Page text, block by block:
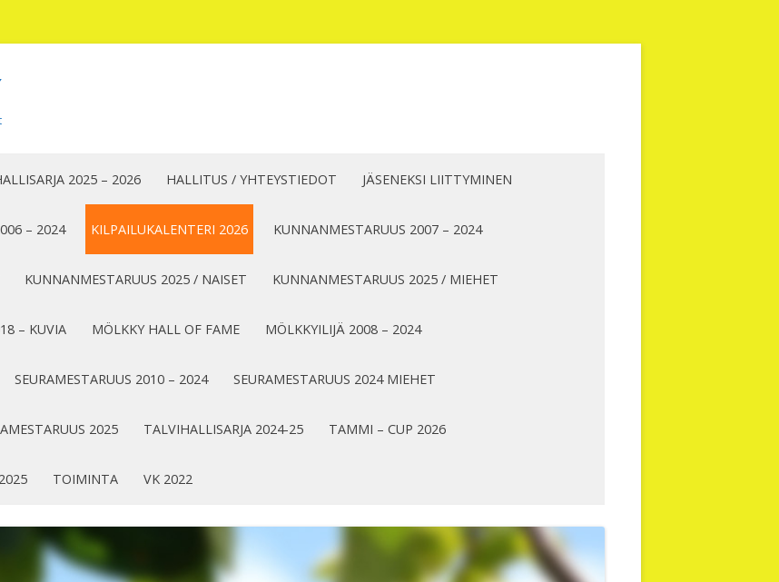
sisältöön
2025 – 2026 HALLITUS / YHTEYSTIEDOT JÄSENEKSI LIITTYMINEN
– 2024 KILPAILUKALENTERI 2026 KUNNANMESTARUUS 2007 – 2024
KUNNANMESTARUUS 2025 / NAISET KUNNANMESTARUUS 2025 / MIEHET
– KUVIA MÖLKKY HALL OF FAME MÖLKKYILIJÄ 2008 – 2024
SEURAMESTARUUS 2010 – 2024 SEURAMESTARUUS 2024 MIEHET
2025 TALVIHALLISARJA 2024-25 TAMMI – CUP 2026
TOIMINTA VK 2022